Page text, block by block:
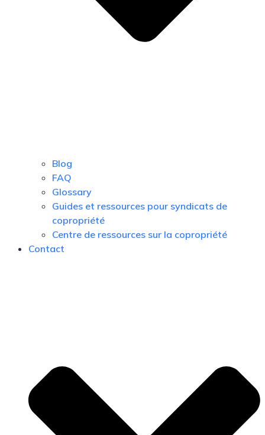
Blog
FAQ
Glossary
Guides et ressources pour syndicats de
copropriété
Centre de ressources sur la copropriété
Contact